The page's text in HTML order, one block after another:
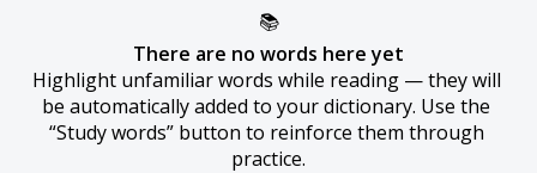
📚
There are no words here yet
Highlight unfamiliar words while reading — they will
be automatically added to your dictionary. Use the
“Study words” button to reinforce them through
practice.